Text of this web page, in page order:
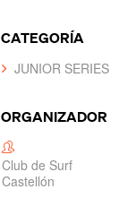
CATEGORÍA
JUNIOR SERIES
ORGANIZADOR
Club de Surf
Castellón